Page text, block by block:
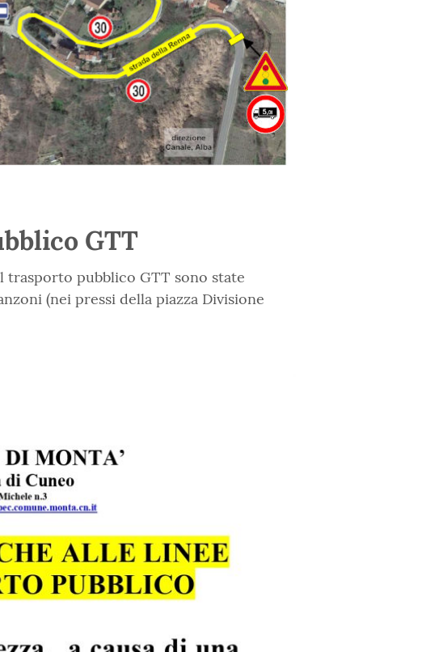
GTT
trasporto pubblico GTT sono state
(nei pressi della piazza Divisione